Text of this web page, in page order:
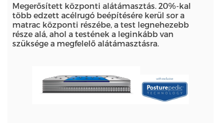
Megerősített központi alátámasztás. 20%-kal
több edzett acélrugó beépítésére kerül sor a
matrac központi részébe, a test legnehezebb
része alá, ahol a testének a leginkább van
szüksége a megfelelő alátámasztásra.